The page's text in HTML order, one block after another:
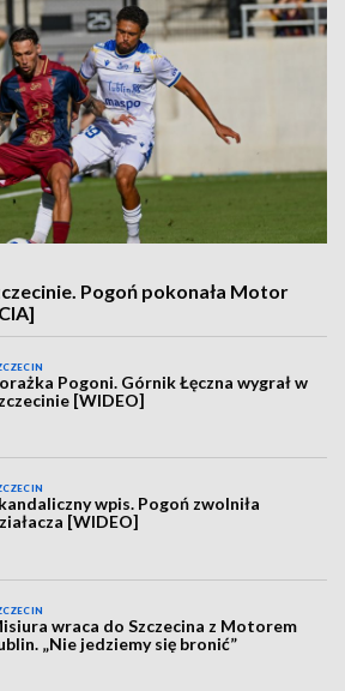
Pogoń pokonała Motor
Pogoni. Górnik Łęczna wygrał w
[WIDEO]
wpis. Pogoń zwolniła
[WIDEO]
wraca do Szczecina z Motorem
„Nie jedziemy się bronić”